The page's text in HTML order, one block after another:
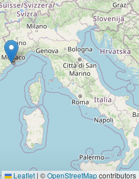
Leaflet | ©OpenStreetMapcontributors